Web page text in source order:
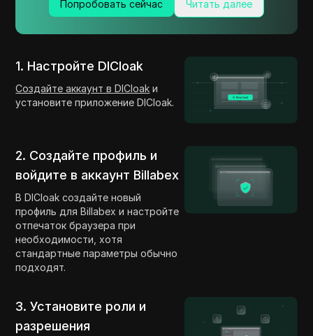
Попробовать сейчас Читать далее
1. Настройте DICloak
Создайте аккаунт в DICloak и
установите приложение DICloak.
2. Создайте профиль и
войдите в аккаунт Billabex
В DICloak создайте новый
профиль для Billabex и настройте
отпечаток браузера при
необходимости, хотя
стандартные параметры обычно
подходят.
3. Установите роли и
разрешения